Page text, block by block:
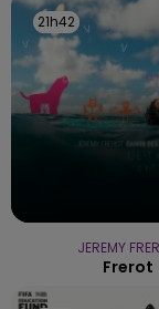
21h42
21h42
JEREMY
Frerot